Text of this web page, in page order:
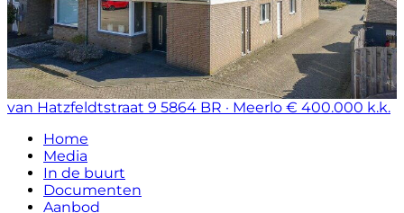
van Hatzfeldtstraat 9 5864 BR · Meerlo € 400.000 k.k.
Home
Media
In de buurt
Documenten
Aanbod